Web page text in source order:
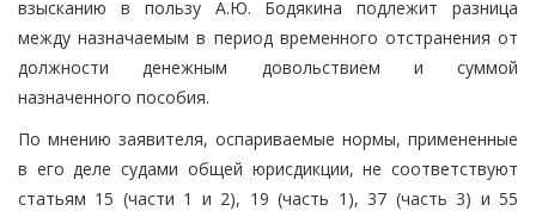
взысканию в пользу А.Ю. Бодякина подлежит разница
между назначаемым в период временного отстранения от
должности денежным довольствием и суммой
назначенного пособия.
По мнению заявителя, оспариваемые нормы, примененные
в его деле судами общей юрисдикции, не соответствуют
статьям 15 (части 1 и 2), 19 (часть 1), 37 (часть 3) и 55